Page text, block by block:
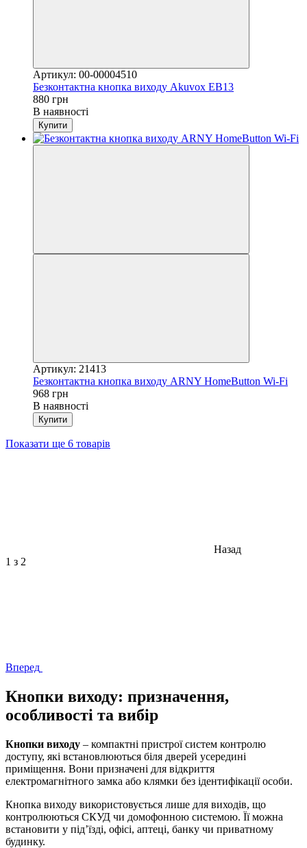
Артикул: 00-00004510
Безконтактна кнопка виходу Akuvox EB13
880 грн
В наявності
Купити
Артикул: 21413
Безконтактна кнопка виходу ARNY HomeButton Wi-Fi
968 грн
В наявності
Купити
Показати ще 6 товарів
Назад
1 з 2
Вперед
Кнопки виходу: призначення,
особливості та вибір
Кнопки виходу – компактні пристрої систем контролю
доступу, які встановлюються біля дверей усередині
приміщення. Вони призначені для відкриття
електромагнітного замка або клямки без ідентифікації особи.
Кнопка виходу використовується лише для виходів, що
контролюються СКУД чи домофонною системою. Її можна
встановити у під’їзді, офісі, аптеці, банку чи приватному
будинку.